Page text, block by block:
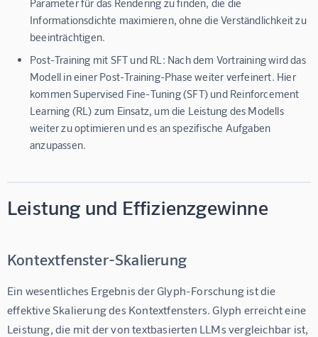
Parameter für das Rendering zu finden, die die
Informationsdichte maximieren, ohne die Verständlichkeit zu
beeinträchtigen.
Post-Training mit SFT und RL: Nach dem Vortraining wird das
Modell in einer Post-Training-Phase weiter verfeinert. Hier
kommen Supervised Fine-Tuning (SFT) und Reinforcement
Learning (RL) zum Einsatz, um die Leistung des Modells
weiter zu optimieren und es an spezifische Aufgaben
anzupassen.
Leistung und Effizienzgewinne
Kontextfenster-Skalierung
Ein wesentliches Ergebnis der Glyph-Forschung ist die
effektive Skalierung des Kontextfensters. Glyph erreicht eine
Leistung, die mit der von textbasierten LLMs vergleichbar ist,